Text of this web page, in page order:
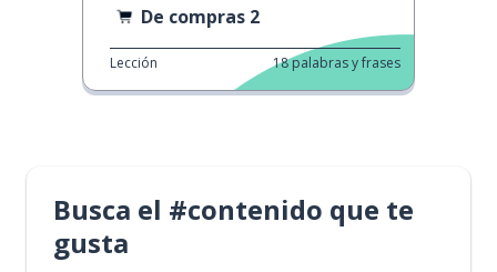
De compras 2
Lección 18palabras y frases
Busca el #contenido que te
gusta